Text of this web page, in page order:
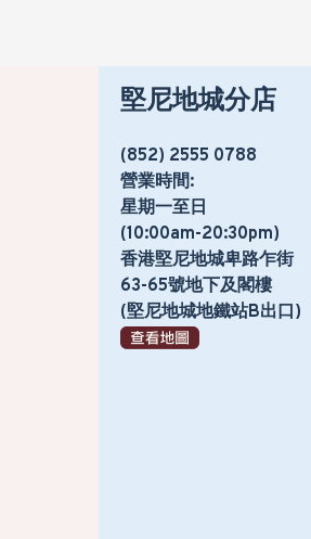
堅尼地城分店
(852) 2555 0788
營業時間:
星期一至日
(10:00am-20:30pm)
香港堅尼地城卑路乍街
63-65號地下及閣樓
(堅尼地城地鐵站B出口)